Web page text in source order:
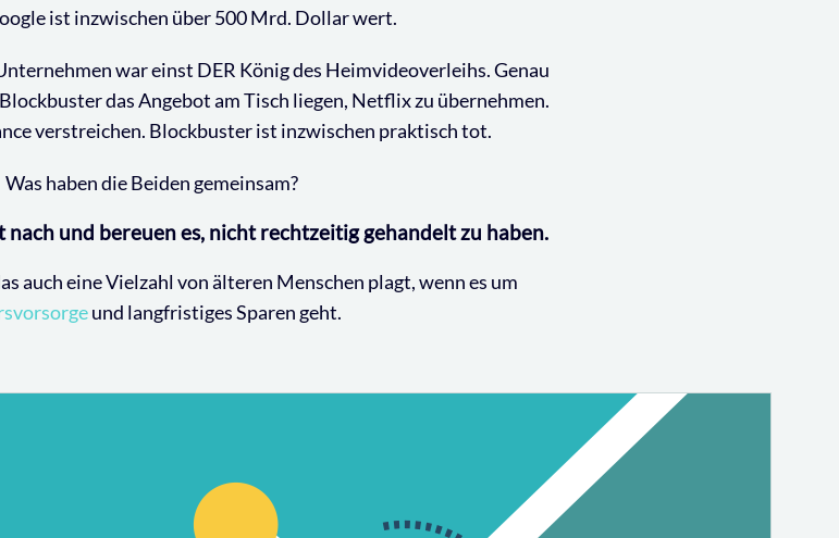
ist inzwischen über 500 Mrd. Dollar wert.
war einst DER König des Heimvideoverleihs. Genau
das Angebot am Tisch liegen, Netflix zu übernehmen.
verstreichen. Blockbuster ist inzwischen praktisch tot.
Was haben die Beiden gemeinsam?
und bereuen es, nicht rechtzeitig gehandelt zu haben.
auch eine Vielzahl von älteren Menschen plagt, wenn es um
und langfristiges Sparen geht.